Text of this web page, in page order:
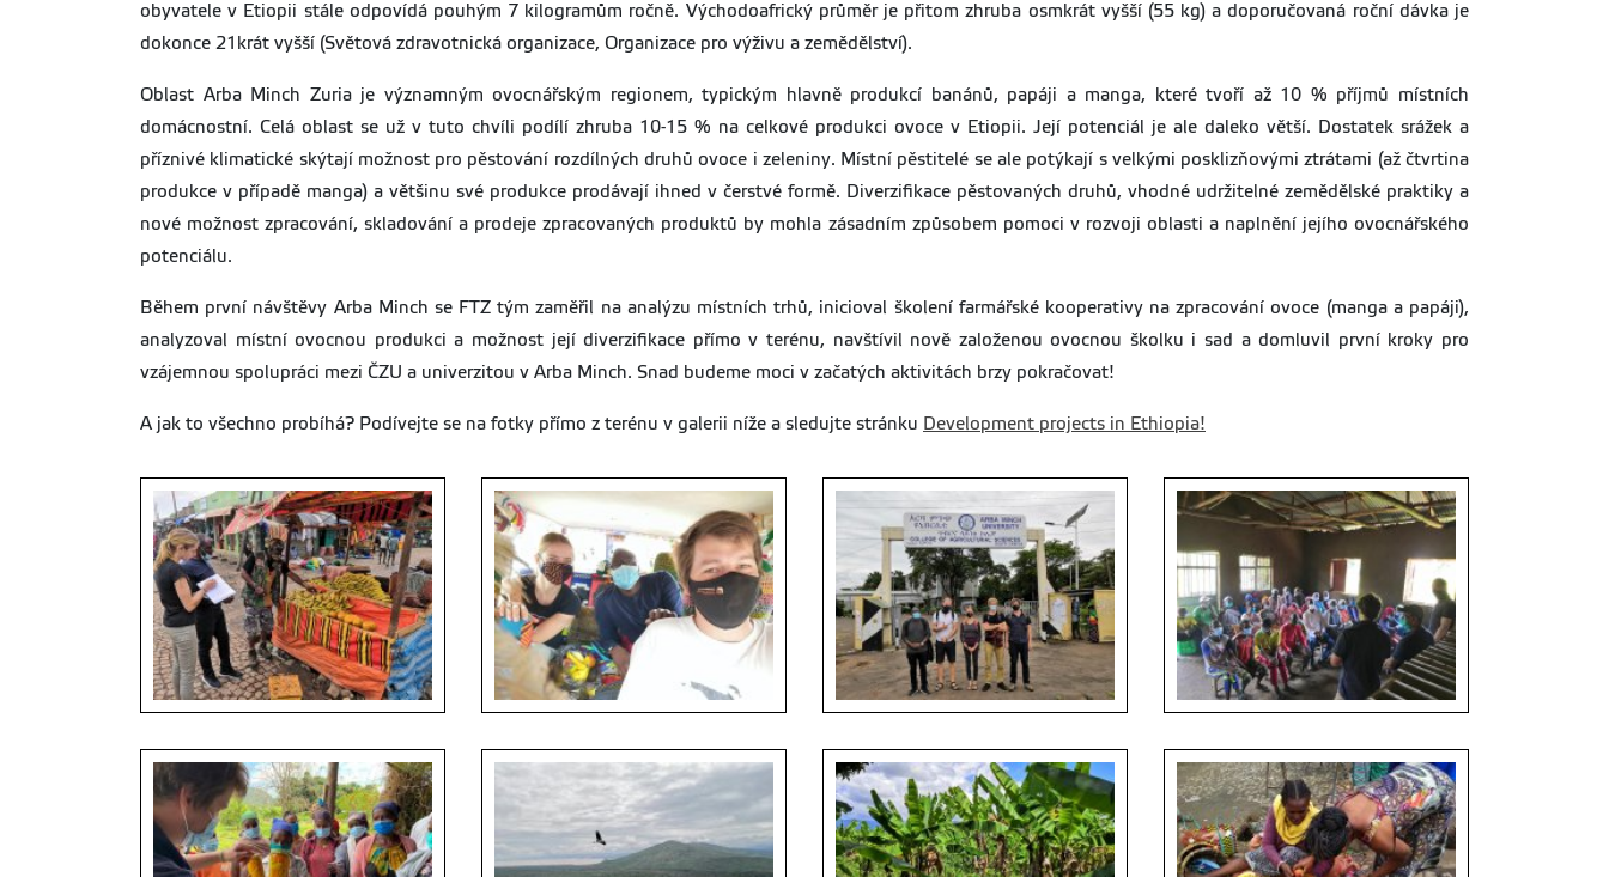
obyvatele v Etiopii stále odpovídá pouhým 7 kilogramům ročně. Východoafrický průměr je přitom zhruba osmkrát vyšší (55 kg) a doporučovaná roční dávka je
dokonce 21krát vyšší (Světová zdravotnická organizace, Organizace pro výživu a zemědělství).
Oblast Arba Minch Zuria je významným ovocnářským regionem, typickým hlavně produkcí banánů, papáji a manga, které tvoří až 10 % příjmů místních
domácnostní. Celá oblast se už v tuto chvíli podílí zhruba 10-15 % na celkové produkci ovoce v Etiopii. Její potenciál je ale daleko větší. Dostatek srážek a
příznivé klimatické skýtají možnost pro pěstování rozdílných druhů ovoce i zeleniny. Místní pěstitelé se ale potýkají s velkými posklizňovými ztrátami (až čtvrtina
produkce v případě manga) a většinu své produkce prodávají ihned v čerstvé formě. Diverzifikace pěstovaných druhů, vhodné udržitelné zemědělské praktiky a
nové možnost zpracování, skladování a prodeje zpracovaných produktů by mohla zásadním způsobem pomoci v rozvoji oblasti a naplnění jejího ovocnářského
potenciálu.
Během první návštěvy Arba Minch se FTZ tým zaměřil na analýzu místních trhů, inicioval školení farmářské kooperativy na zpracování ovoce (manga a papáji),
analyzoval místní ovocnou produkci a možnost její diverzifikace přímo v terénu, navštívil nově založenou ovocnou školku i sad a domluvil první kroky pro
vzájemnou spolupráci mezi ČZU a univerzitou v Arba Minch. Snad budeme moci v začatých aktivitách brzy pokračovat!
A jak to všechno probíhá? Podívejte se na fotky přímo z terénu v galerii níže a sledujte stránku Development projects in Ethiopia!
Zjišťování informací o ovocné produkci na
trhu v Arba Minch, Anna Maňourová a
William Nkomoki
Cesta do terénu spojená s ochutnávkou
místního ovoce, Jan Staš, William Nkomoki,
Anna Maňourová
Návštěva univerzity v Arba Minch, tým FTZ
a Mendelu
Školení místních farmářek na zpracování a
skladování ovoce, Jan Staš